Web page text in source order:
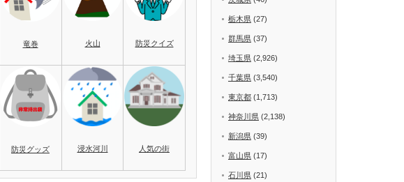
竜巻 火山 防災クイズ
防災グッズ 浸水河川 人気の街
栃木県 (27)
群馬県 (37)
埼玉県 (2,926)
千葉県 (3,540)
東京都 (1,713)
神奈川県 (2,138)
新潟県 (39)
富山県 (17)
石川県 (21)